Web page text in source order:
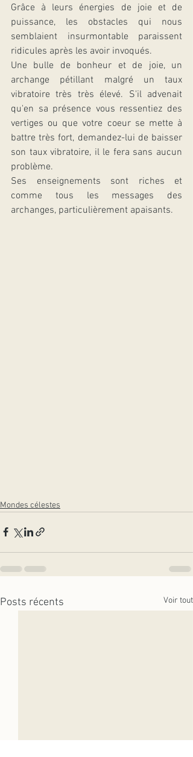
Grâce à leurs énergies de joie et de
puissance, les obstacles qui nous
semblaient insurmontable paraissent
ridicules après les avoir invoqués.
Une bulle de bonheur et de joie, un
archange pétillant malgré un taux
vibratoire très très élevé. S'il advenait
qu'en sa présence vous ressentiez des
vertiges ou que votre coeur se mette à
battre très fort, demandez-lui de baisser
son taux vibratoire, il le fera sans aucun
problème.
Ses enseignements sont riches et
comme tous les messages des
archanges, particulièrement apaisants.
Mondes célestes
Posts récents Voir tout